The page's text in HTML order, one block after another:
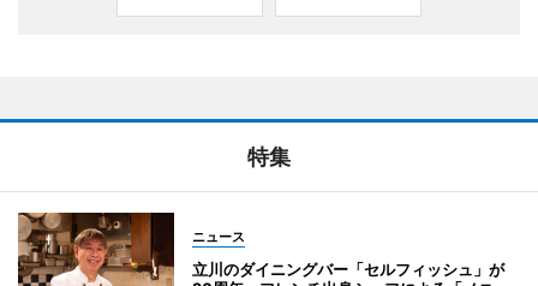
特集
ニュース
立川のダイニングバー「セルフィッシュ」が